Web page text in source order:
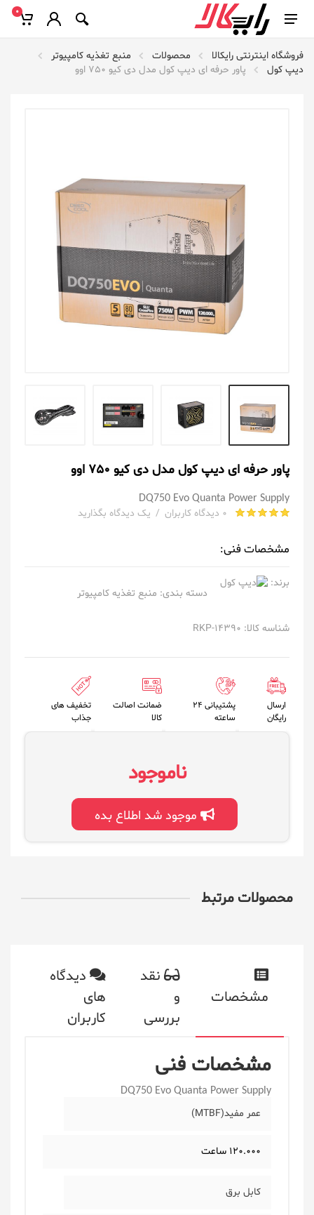
0
فروشگاه اینترنتی رایکالا محصولات
منبع تغذیه کامپیوتر
دیپ کول
پاور حرفه ای دیپ کول مدل دی کیو 750 اوو
پاور حرفه ای دیپ کول مدل دی کیو 750 اوو
DQ750 Evo Quanta Power Supply
0 دیدگاه کاربران / یک دیدگاه بگذارید
مشخصات فنی:
برند:
دسته بندی: منبع تغذیه کامپیوتر
شناسه کالا: RKP-14390
ارسال
رایگان
پشتیبانی 24
ساعته
ضمانت اصالت
کالا
تخفیف های
جذاب
ناموجود
موجود شد اطلاع بده
محصولات مرتبط
مشخصات
نقد
و
بررسی
دیدگاه
های
کاربران
مشخصات فنی
DQ750 Evo Quanta Power Supply
عمر مفید(MTBF)
120.000 ساعت
کابل برق